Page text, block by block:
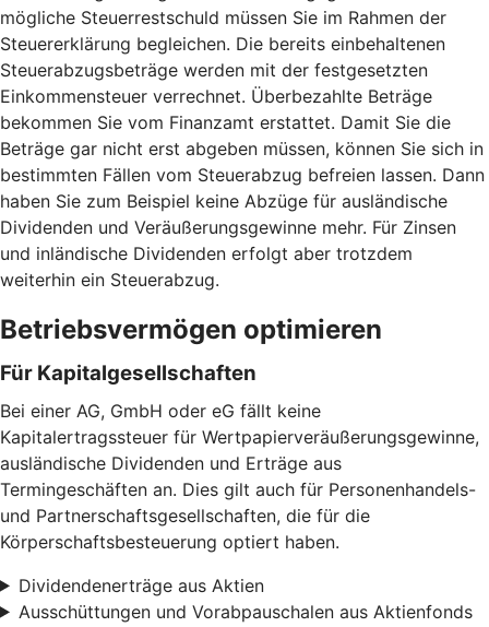
mögliche Steuerrestschuld müssen Sie im Rahmen der
Steuererklärung begleichen. Die bereits einbehaltenen
Steuerabzugsbeträge werden mit der festgesetzten
Einkommensteuer verrechnet. Überbezahlte Beträge
bekommen Sie vom Finanzamt erstattet. Damit Sie die
Beträge gar nicht erst abgeben müssen, können Sie sich in
bestimmten Fällen vom Steuerabzug befreien lassen. Dann
haben Sie zum Beispiel keine Abzüge für ausländische
Dividenden und Veräußerungsgewinne mehr. Für Zinsen
und inländische Dividenden erfolgt aber trotzdem
weiterhin ein Steuerabzug.
Betriebsvermögen optimieren
Für Kapitalgesellschaften
Bei einer AG, GmbH oder eG fällt keine
Kapitalertragssteuer für Wertpapierveräußerungsgewinne,
ausländische Dividenden und Erträge aus
Termingeschäften an. Dies gilt auch für Personenhandels-
und Partnerschaftsgesellschaften, die für die
Körperschaftsbesteuerung optiert haben.
Dividendenerträge aus Aktien
Ausschüttungen und Vorabpauschalen aus Aktienfonds